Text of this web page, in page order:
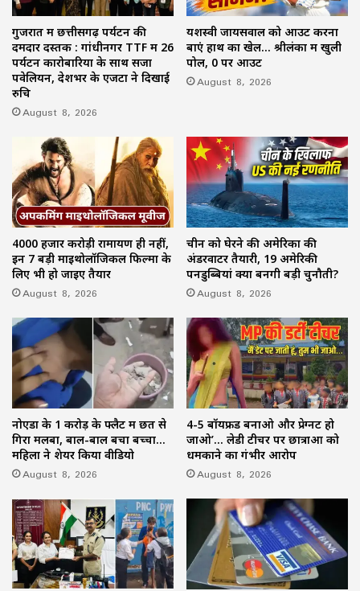
गुजरात में छत्तीसगढ़ पर्यटन की
दमदार दस्तक : गांधीनगर TTF में 26
पर्यटन कारोबारियों के साथ सजा
पवेलियन, देशभर के एजेंटों ने दिखाई
रुचि
August 8, 2026
यशस्वी जायसवाल को आउट करना
बाएं हाथ का खेल… श्रीलंका में खुली
पोल, 0 पर आउट
August 8, 2026
4000 हजार करोड़ी रामायण ही नहीं,
इन 7 बड़ी माइथोलॉजिकल फिल्मों के
लिए भी हो जाइए तैयार
August 8, 2026
चीन को घेरने की अमेरिका की
अंडरवाटर तैयारी, 19 अमेरिकी
पनडुब्बियां क्यों बनेंगी बड़ी चुनौती?
August 8, 2026
नोएडा के 1 करोड़ के फ्लैट में छत से
गिरा मलबा, बाल-बाल बचा बच्चा…
महिला ने शेयर किया वीडियो
August 8, 2026
4-5 बॉयफ्रेंड बनाओ और प्रेग्नेंट हो
जाओ’… लेडी टीचर पर छात्राओं को
धमकाने का गंभीर आरोप
August 8, 2026